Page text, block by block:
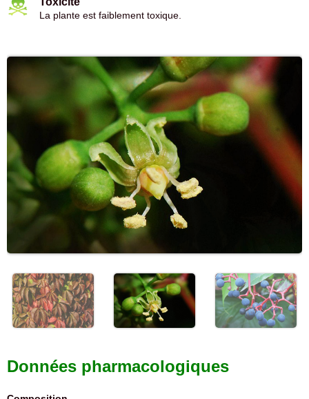
La plante est faiblement toxique.
Données pharmacologiques